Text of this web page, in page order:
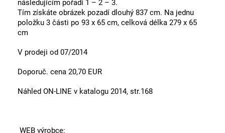
následujícím pořadí 1 – 2 – 3.
Tím získáte obrázek pozadí dlouhý 837 cm. Na jednu
položku 3 části po 93 x 65 cm, celková délka 279 x 65
cm
V prodeji od 07/2014
Doporuč. cena 20,70 EUR
Náhled ON-LINE v katalogu 2014, str.168
WEB výrobce: